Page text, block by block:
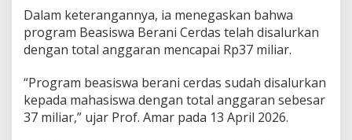
T
e
p
t
S
a
s
Dalam keterangannya, ia menegaskan bahwa
program Beasiswa Berani Cerdas telah disalurkan
dengan total anggaran mencapai Rp37 miliar.
“Program beasiswa berani cerdas sudah disalurkan
kepada mahasiswa dengan total anggaran sebesar
37 miliar,” ujar Prof. Amar pada 13 April 2026.